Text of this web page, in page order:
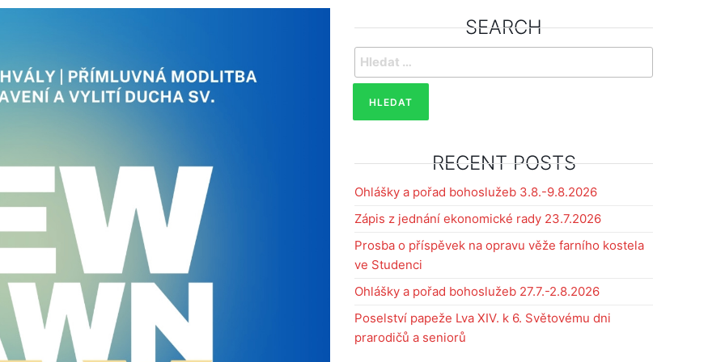
SEARCH
Vyhledávání
RECENT POSTS
Ohlášky a pořad bohoslužeb 3.8.-9.8.2026
Zápis z jednání ekonomické rady 23.7.2026
Prosba o příspěvek na opravu věže farního kostela
ve Studenci
Ohlášky a pořad bohoslužeb 27.7.-2.8.2026
Poselství papeže Lva XIV. k 6. Světovému dni
prarodičů a seniorů